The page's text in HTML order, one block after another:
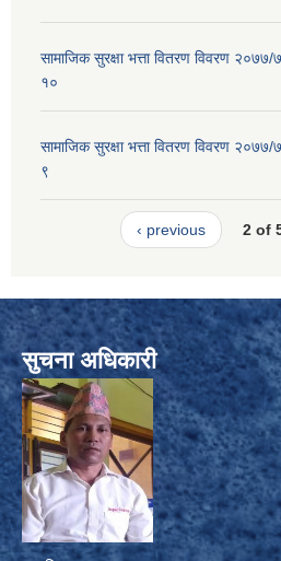
सामाजिक सुरक्षा भत्ता वितरण विवरण २०७७/
१०
सामाजिक सुरक्षा भत्ता वितरण विवरण २०७७/
९
‹ previous 2 of
सुचना अधिकारी